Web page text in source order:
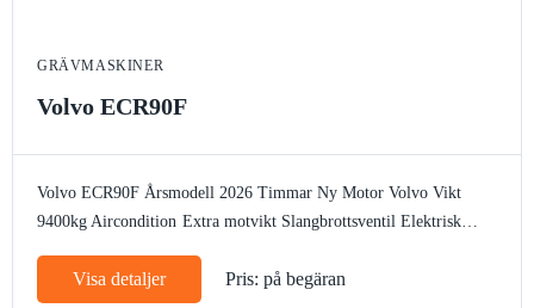
GRÄVMASKINER
Volvo ECR90F
Volvo ECR90F Årsmodell 2026 Timmar Ny Motor Volvo Vikt
9400kg Aircondition Extra motvikt Slangbrottsventil Elektrisk
Visa detaljer Pris: på begäran